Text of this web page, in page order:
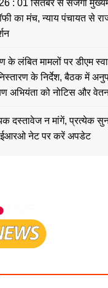
: 01 सितंबर से सजेगा
का मंच, न्याय पंचायत से
के लंबित मामलों पर डीएम
के निर्देश, बैठक में
अभियंता को नोटिस और
दस्तावेज न मांगें, प्रत्येक
नेट पर करें अपडेट